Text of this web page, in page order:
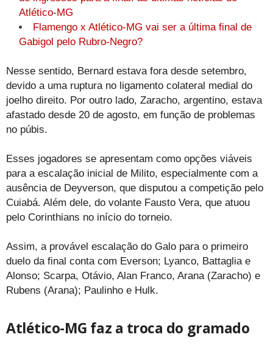
Atlético-MG
Flamengo x Atlético-MG vai ser a última final de
Gabigol pelo Rubro-Negro?
Nesse sentido, Bernard estava fora desde setembro,
devido a uma ruptura no ligamento colateral medial do
joelho direito. Por outro lado, Zaracho, argentino, estava
afastado desde 20 de agosto, em função de problemas
no púbis.
Esses jogadores se apresentam como opções viáveis
para a escalação inicial de Milito, especialmente com a
ausência de Deyverson, que disputou a competição pelo
Cuiabá. Além dele, do volante Fausto Vera, que atuou
pelo Corinthians no início do torneio.
Assim, a provável escalação do Galo para o primeiro
duelo da final conta com Everson; Lyanco, Battaglia e
Alonso; Scarpa, Otávio, Alan Franco, Arana (Zaracho) e
Rubens (Arana); Paulinho e Hulk.
Atlético-MG faz a troca do gramado